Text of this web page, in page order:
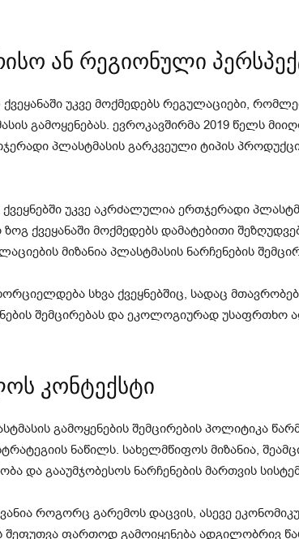
ან რეგიონული
უკვე მოქმედებს რეგულაციები,
გამოყენებას. ევროკავშირმა 2019 წელს
პლასტმასის გარკვეული ტიპის
უკვე აკრძალულია ერთჯერადი
ქვეყანაში მოქმედებს დამატებითი
მიზანია პლასტმასის ნარჩენების
სხვა ქვეყნებშიც, სადაც
შემცირებას და ეკოლოგიურად უსაფრთხო
კონტექსტი
გამოყენების შემცირების პოლიტიკა
ნაწილს. სახელმწიფოს მიზანია,
და გააუმჯობესოს ნარჩენების მართვის
როგორც გარემოს დაცვის, ასევე
შეფუთვა ფართოდ გამოიყენება ადგილობრივ